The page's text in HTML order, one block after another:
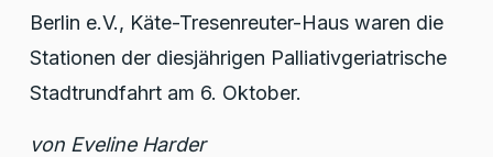
Berlin e.V., Käte-Tresenreuter-Haus waren die
Stationen der diesjährigen Palliativgeriatrische
Stadtrundfahrt am 6. Oktober.
von Eveline Harder